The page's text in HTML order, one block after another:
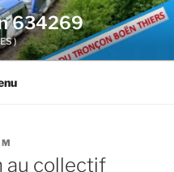
634269
)
au collectif